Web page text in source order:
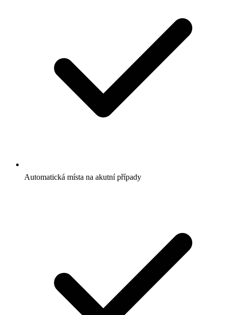
Automatická místa na akutní případy